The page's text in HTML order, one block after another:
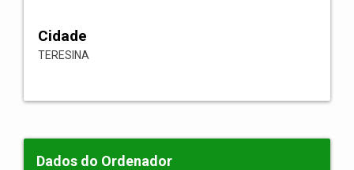
Cidade
TERESINA
Dados do Ordenador